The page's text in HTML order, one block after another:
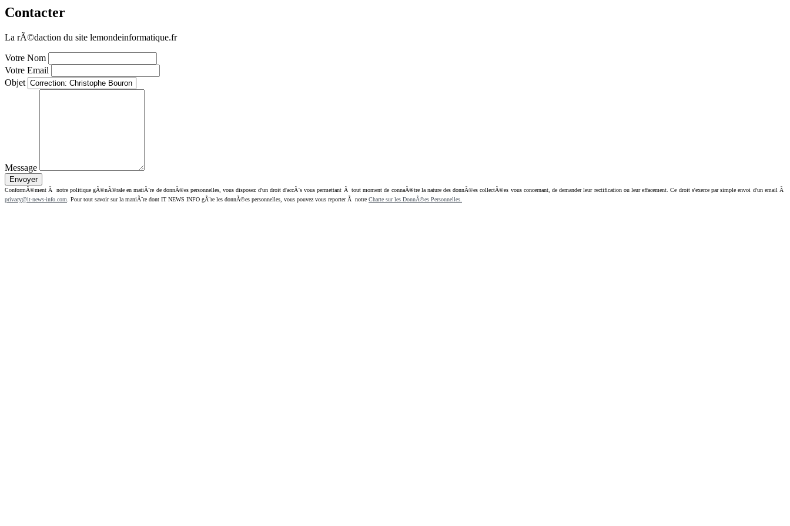
Contacter
La rÃ©daction du site lemondeinformatique.fr
Votre Nom
Votre Email
Objet
Message
ConformÃ©ment Ã notre politique gÃ©nÃ©rale en matiÃ¨re de donnÃ©es personnelles, vous disposez d'un droit d'accÃ¨s vous permettant Ã tout moment de connaÃ®tre la nature des donnÃ©es collectÃ©es vous concernant, de demander leur rectification ou leur effacement. Ce droit s'exerce par simple envoi d'un email Ã
privacy@it-news-info.com . Pour tout savoir sur la maniÃ¨re dont IT NEWS INFO gÃ¨re les donnÃ©es personnelles, vous pouvez vous reporter Ã notre Charte sur les DonnÃ©es Personnelles.